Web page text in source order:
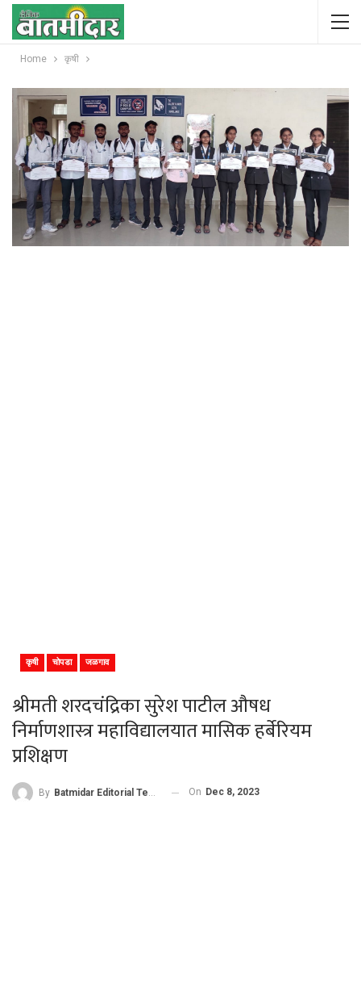
Home कृषी
कृषी चोपडा जळगाव
श्रीमती शरदचंद्रिका सुरेश पाटील औषध
निर्माणशास्त्र महाविद्यालयात मासिक हर्बेरियम
प्रशिक्षण
By Batmidar Editorial Team On Dec 8, 2023